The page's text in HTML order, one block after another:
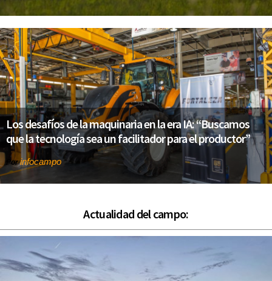
Los desafíos de la maquinaria en la era IA: “Buscamos
que la tecnología sea un facilitador para el productor”
Porinfocampo
Actualidad del campo: